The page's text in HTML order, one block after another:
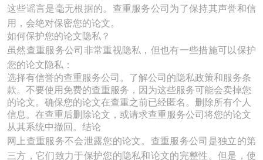
这些谣言是毫无根据的。查重服务公司为了保持其声誉和信
用，会绝对保密您的论文。
如何保护您的论文隐私？
虽然查重服务公司非常重视隐私，但也有一些措施可以保护
您的论文隐私：
选择有信誉的查重服务公司。了解公司的隐私政策和服务条
款。不要使用免费的查重服务，因为这些服务可能会卖掉您
的论文。确保您的论文在查重之前已经匿名。删除所有个人
信息。在查重后删除论文，或请求查重服务公司将您的论文
从其系统中撤回。结论
网上查重服务不会泄露您的论文。查重服务公司是独立的第
三方，它们致力于保护您的隐私和论文的完整性。但是，使